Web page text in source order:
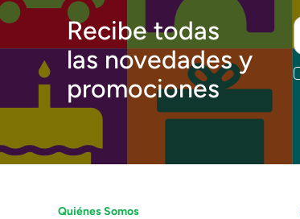
Recibe todas
las novedades y
promociones
Quiénes Somos